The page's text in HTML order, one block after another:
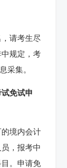
请考生尽
规定，考
采集。
免试申
境内会计
，报考中
。申请免